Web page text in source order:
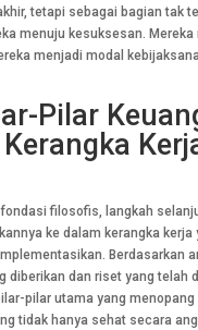
tetapi sebagai bagian tak
menuju kesuksesan. Mereka
menjadi modal
Pilar
filosofis, langkah
ke dalam kerangka kerja
Berdasarkan
diberikan dan riset yang telah
pilar utama yang menopang
tidak hanya sehat secara